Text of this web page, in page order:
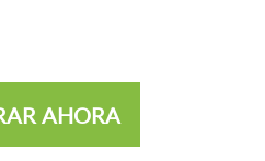
AHORA